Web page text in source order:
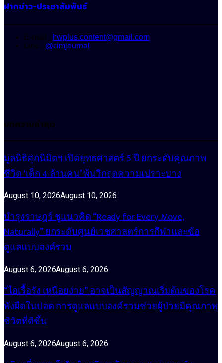
ฝากข่าว-ประชาสัมพันธ์
E-mail : hwplus.content@gmail.com
Line : @cimjournal
บทความล่าสุด
มูลนิธิศุภนิมิตฯ เปิดยุทธศาสตร์ 5 ปี ยกระดับคุณภาพ
ชีวิต ‘เด็ก 4 ล้านคน’ พ้นวิกฤตความเปราะบาง
August 10, 2026August 10, 2026
บำรุงราษฎร์ ชูแนวคิด “Ready for Every Move,
Naturally” ยกระดับศูนย์เวชศาสตร์การกีฬาและข้อ
ดูแลแบบองค์รวม
August 6, 2026August 6, 2026
“ไอเรื้อรัง เหนื่อยง่าย” อาจเป็นสัญญาณเริ่มต้นของโรค
พังผืดในปอด การดูแลแบบองค์รวมช่วยผู้ป่วยมีคุณภาพ
ชีวิตที่ดีขึ้น
August 6, 2026August 6, 2026